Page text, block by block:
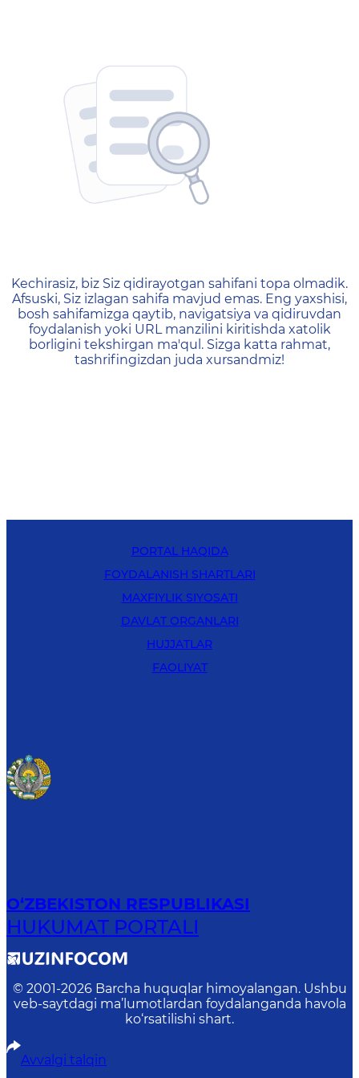
404 — Страница не
Kechirasiz, biz Siz qidirayotgan sahifani topa olmadik.
Afsuski, Siz izlagan sahifa mavjud emas. Eng yaxshisi,
bosh sahifamizga qaytib, navigatsiya va qidiruvdan
foydalanish yoki URL manzilini kiritishda xatolik
borligini tekshirgan ma'qul. Sizga katta rahmat,
tashrifingizdan juda xursandmiz!
PORTAL HAQIDA
FOYDALANISH SHARTLARI
MAXFIYLIK SIYOSATI
DAVLAT ORGANLARI
HUJJATLAR
FAOLIYAT
O‘ZBEKISTON RESPUBLIKASI
HUKUMAT PORTALI
© 2001-2026 Barcha huquqlar himoyalangan. Ushbu
veb-saytdagi ma’lumotlardan foydalanganda havola
ko‘rsatilishi shart.
Avvalgi talqin